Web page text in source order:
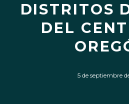
DISTRITOS
DEL
5 de septiembre